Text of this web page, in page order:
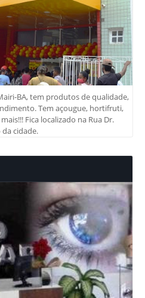
BA, tem produtos de qualidade,
Tem açougue, hortifruti,
Fica localizado na Rua Dr.
cidade.